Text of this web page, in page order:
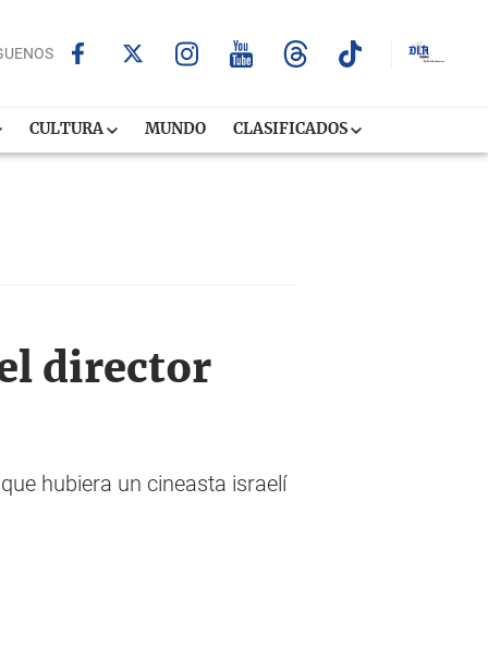
CULTURA MUNDO CLASIFICADOS
director
hubiera un cineasta israelí